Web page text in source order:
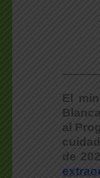
El
al
de